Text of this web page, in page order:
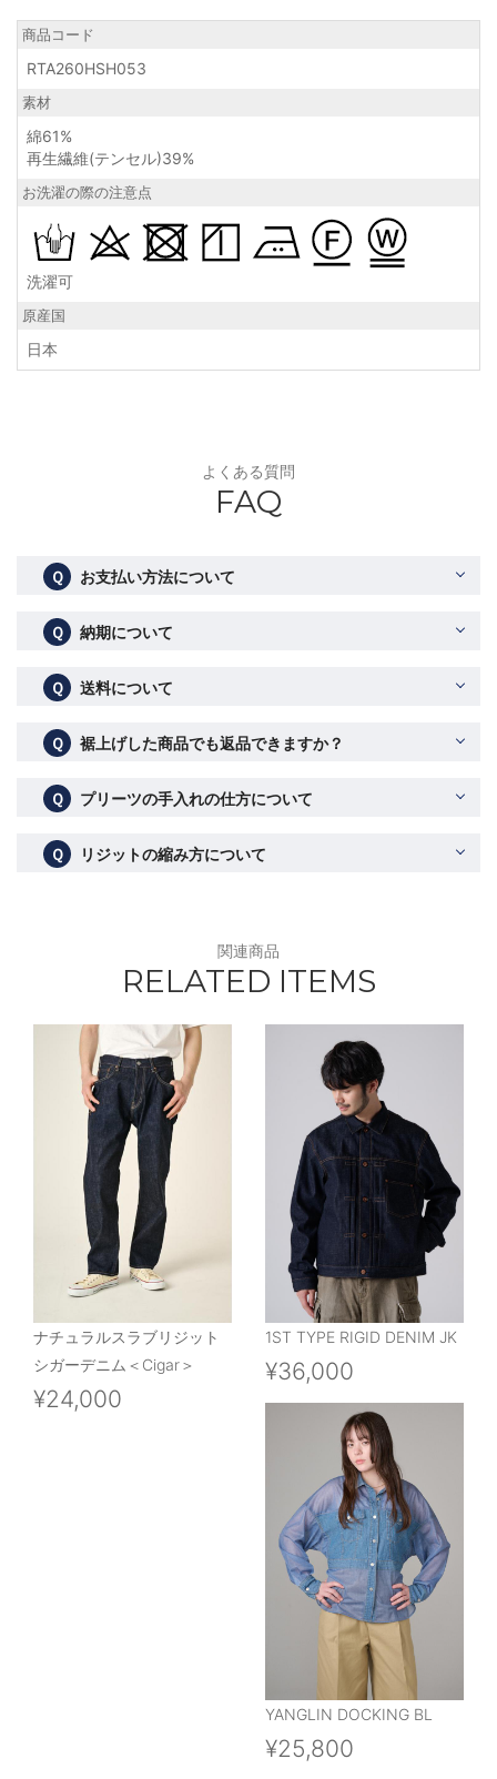
商品コード
RTA260HSH053
素材
綿61%
再生繊維(テンセル)39%
お洗濯の際の注意点
洗濯可
原産国
日本
よくある質問
FAQ
Ｑ お支払い方法について
Ｑ 納期について
Ｑ 送料について
Ｑ 裾上げした商品でも返品できますか？
Ｑ プリーツの手入れの仕方について
Ｑ リジットの縮み方について
関連商品
RELATED ITEMS
ナチュラルスラブリジット
シガーデニム＜Cigar＞
¥24,000
1ST TYPE RIGID DENIM JK
¥36,000
YANGLIN DOCKING BL
¥25,800